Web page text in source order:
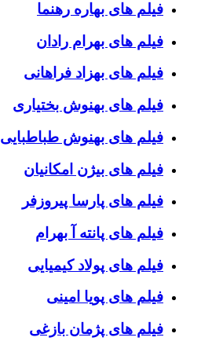
فیلم های بهاره رهنما
فیلم های بهرام رادان
فیلم های بهزاد فراهانی
فیلم های بهنوش بختیاری
فیلم های بهنوش طباطبایی
فیلم های بیژن امکانیان
فیلم های پارسا پیروزفر
فیلم های پانته آ بهرام
فیلم های پولاد کیمیایی
فیلم های پویا امینی
فیلم های پژمان بازغی